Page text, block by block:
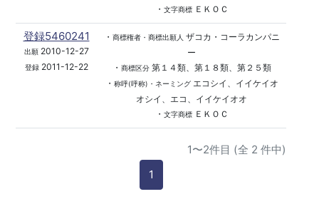
・ 文字商標ＥＫＯＣ
登録5460241
出願2010-12-27
登録2011-12-22
・ 商標権者・商標出願人 ザコカ・コーラカンパニ
ー
・ 商標区分第１４類、第１８類、第２５類
・ 称呼(呼称)・ネーミングエコシイ、イイケイオ
オシイ、エコ、イイケイオオ
・ 文字商標ＥＫＯＣ
1〜2件目 (全 2 件中)
1